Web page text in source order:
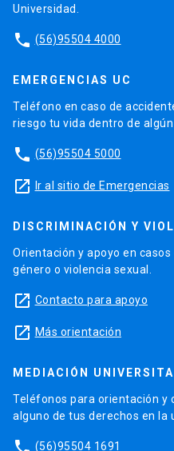
Universidad.
phone (56)95504 4000
EMERGENCIAS UC
Teléfono en caso de
riesgo tu vida dentro de
phone (56)95504 5000
launch Ir al sitio de Emergencias
DISCRIMINACIÓN Y
Orientación y apoyo en
género o violencia sexual.
launch Contacto para apoyo
launch Más orientación
MEDIACIÓN
Teléfonos para orientación y
alguno de tus derechos en la
(56)95504 1691